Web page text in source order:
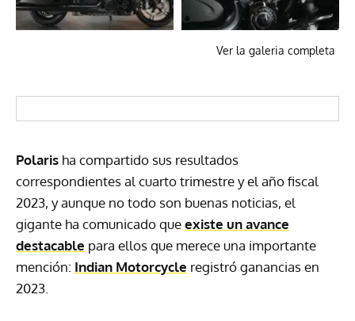
Ver la galeria completa
Polaris ha compartido sus resultados
correspondientes al cuarto trimestre y el año fiscal
2023, y aunque no todo son buenas noticias, el
gigante ha comunicado queexiste un avance
destacable para ellos que merece una importante
mención: Indian Motorcycle registró ganancias en
2023.